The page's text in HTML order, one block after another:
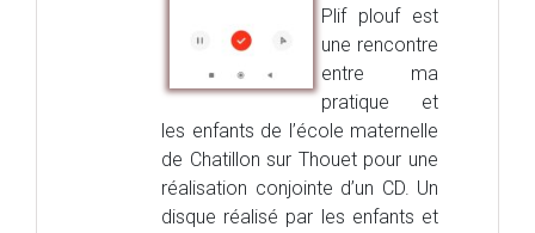
Plif plouf est
une rencontre
entre ma
pratique et
les enfants de l’école maternelle
de Chatillon sur Thouet pour une
réalisation conjointe d’un CD. Un
disque réalisé par les enfants et